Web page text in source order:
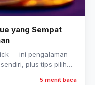
yang Sempat
— ini pengalaman
plus tips pilih
5 menit baca